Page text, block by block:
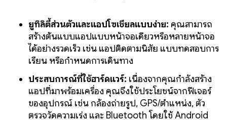
ยูทิลิตี้ส่วนตัวและแอปโซเชียลแบบง่าย: คุณสามารถ
สร้างต้นแบบแอปแบบหน้าจอเดียวหรือหลายหน้าจอ
ได้อย่างรวดเร็ว เช่น แอปติดตามนิสัย แบบทดสอบการ
เรียน หรือกำหนดการเดินทาง
ประสบการณ์ที่ใช้ฮาร์ดแวร์: เนื่องจากคุณกำลังสร้าง
แอปที่มาพร้อมเครื่อง คุณจึงใช้ประโยชน์จากฟีเจอร์
ของอุปกรณ์ เช่น กล้องถ่ายรูป, GPS/ตำแหน่ง, ตัว
ตรวจวัดความเร่ง และ Bluetooth โดยใช้ Android